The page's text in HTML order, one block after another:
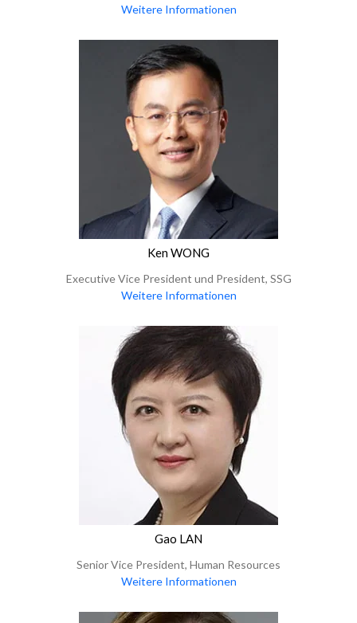
Weitere Informationen
Ken WONG
Executive Vice President und President, SSG
Weitere Informationen
Gao LAN
Senior Vice President, Human Resources
Weitere Informationen